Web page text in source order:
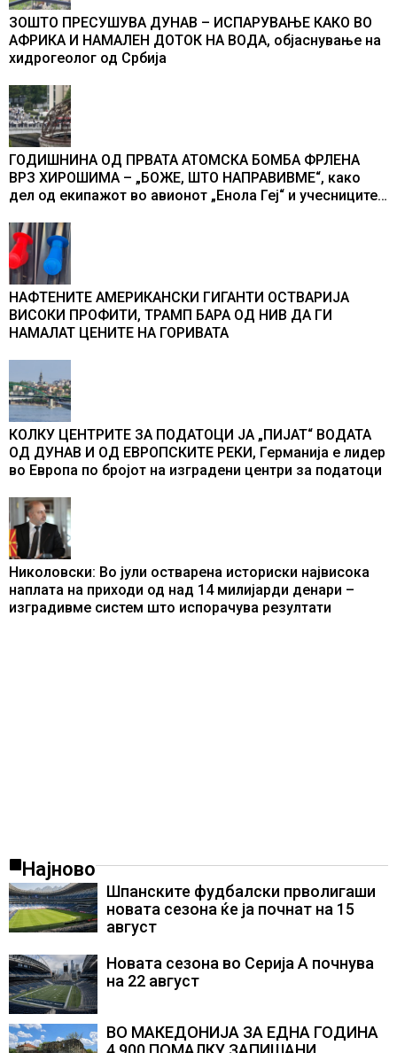
ЗОШТО ПРЕСУШУВА ДУНАВ – ИСПАРУВАЊЕ КАКО ВО
АФРИКА И НАМАЛЕН ДОТОК НА ВОДА, објаснување на
хидрогеолог од Србија
ГОДИШНИНА ОД ПРВАТА АТОМСКА БОМБА ФРЛЕНА
ВРЗ ХИРОШИМА – „БОЖЕ, ШТО НАПРАВИВМЕ“, како
дел од екипажот во авионот „Енола Геј“ и учесниците
промени текот на историјата
НАФТЕНИТЕ АМЕРИКАНСКИ ГИГАНТИ ОСТВАРИЈА
ВИСОКИ ПРОФИТИ, ТРАМП БАРА ОД НИВ ДА ГИ
НАМАЛАТ ЦЕНИТЕ НА ГОРИВАТА
КОЛКУ ЦЕНТРИТЕ ЗА ПОДАТОЦИ ЈА „ПИЈАТ“ ВОДАТА
ОД ДУНАВ И ОД ЕВРОПСКИТЕ РЕКИ, Германија е лидер
во Европа по бројот на изградени центри за податоци
Николовски: Во јули остварена историски највисока
наплата на приходи од над 14 милијарди денари –
изградивме систем што испорачува резултати
Најново
Шпанските фудбалски прволигаши
новата сезона ќе ја почнат на 15
август
Новата сезона во Серија А почнува
на 22 август
ВО МАКЕДОНИЈА ЗА ЕДНА ГОДИНА